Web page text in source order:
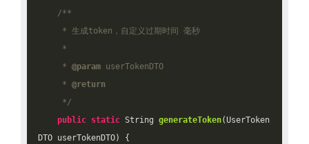
/**
* 生成token，自定义过期时间 毫秒
*
* @param userTokenDTO
* @return
*/
public static String generateToken(UserToken
DTO userTokenDTO)
{